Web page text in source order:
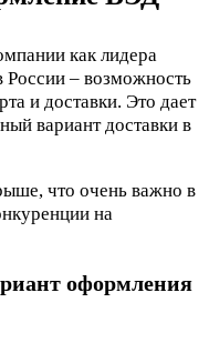
как лидера
России – возможность
и доставки. Это дает
вариант доставки в
что очень важно в
на
оформления